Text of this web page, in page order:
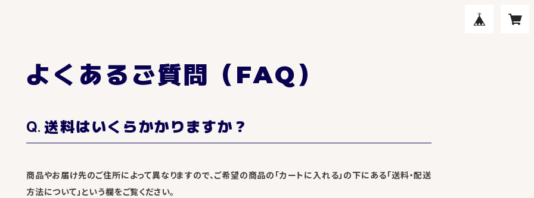
よくあるご質問（FAQ）
送料はいくらかかりますか？
商品やお届け先のご住所によって異なりますので、ご希望の商品の「カートに入れる」の下にある「送料・配送
方法について」という欄をご覧ください。